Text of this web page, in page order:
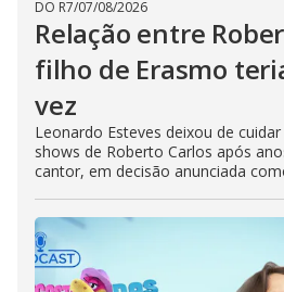
DO R7/07/08/2026
Relação entre
filho de Erasmo
vez
Leonardo Esteves deixou de
shows de Roberto Carlos após
cantor, em decisão anunciada